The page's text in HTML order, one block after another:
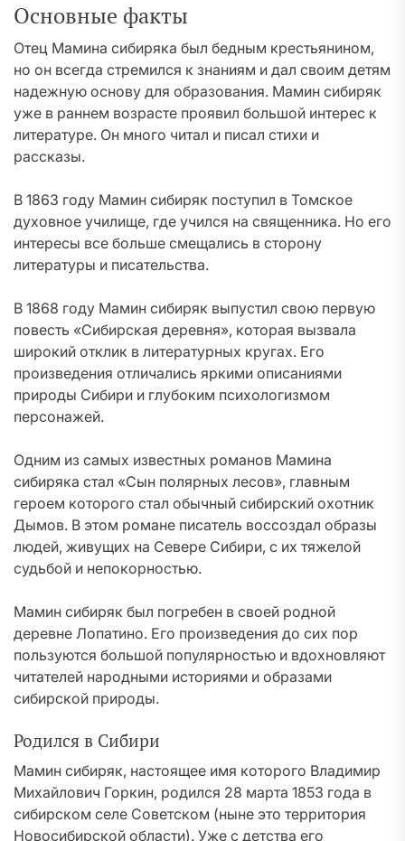
Основные факты
Отец Мамина сибиряка был бедным крестьянином,
но он всегда стремился к знаниям и дал своим детям
надежную основу для образования. Мамин сибиряк
уже в раннем возрасте проявил большой интерес к
литературе. Он много читал и писал стихи и
рассказы.
В 1863 году Мамин сибиряк поступил в Томское
духовное училище, где учился на священника. Но его
интересы все больше смещались в сторону
литературы и писательства.
В 1868 году Мамин сибиряк выпустил свою первую
повесть «Сибирская деревня», которая вызвала
широкий отклик в литературных кругах. Его
произведения отличались яркими описаниями
природы Сибири и глубоким психологизмом
персонажей.
Одним из самых известных романов Мамина
сибиряка стал «Сын полярных лесов», главным
героем которого стал обычный сибирский охотник
Дымов. В этом романе писатель воссоздал образы
людей, живущих на Севере Сибири, с их тяжелой
судьбой и непокорностью.
Мамин сибиряк был погребен в своей родной
деревне Лопатино. Его произведения до сих пор
пользуются большой популярностью и вдохновляют
читателей народными историями и образами
сибирской природы.
Родился в Сибири
Мамин сибиряк, настоящее имя которого Владимир
Михайлович Горкин, родился 28 марта 1853 года в
сибирском селе Советском (ныне это территория
Новосибирской области). Уже с детства его